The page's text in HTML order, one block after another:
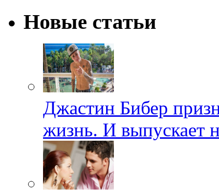
Новые статьи
Джастин Бибер
жизнь. И выпускает